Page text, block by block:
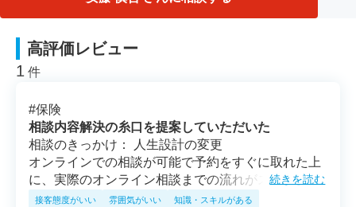
高評価レビュー
1 件
#保険
相談内容解決の糸口を提案していただいた
相談のきっかけ： 人生設計の変更
オンラインでの相談が可能で予約をすぐに取れた上
に、実際のオンライン相談までの流れがスムーズだ
った。 相談中、的確に判断した上でこちら側の相談
続きを読む
接客態度がいい 雰囲気がいい 知識・スキルがある